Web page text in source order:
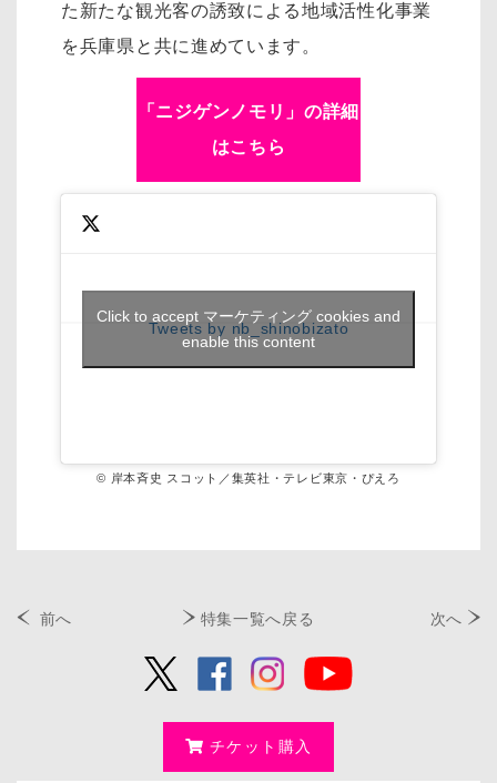
た新たな観光客の誘致による地域活性化事業
を兵庫県と共に進めています。
「ニジゲンノモリ」の詳細
はこちら
Tweets by nb_shinobizato
Click to accept マーケティング cookies and
enable this content
© 岸本斉史 スコット／集英社・テレビ東京・ぴえろ
前へ 特集一覧へ戻る 次へ
チケット購入